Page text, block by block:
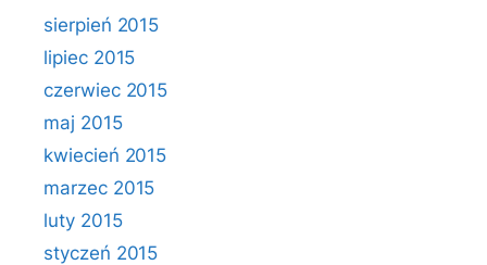
sierpień 2015
lipiec 2015
czerwiec 2015
maj 2015
kwiecień 2015
marzec 2015
luty 2015
styczeń 2015